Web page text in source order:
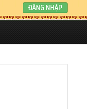
ĐĂNG NHẬP